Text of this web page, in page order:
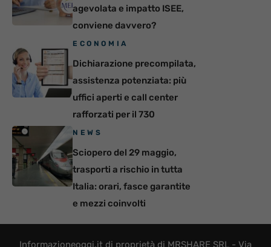
agevolata e impatto ISEE,
conviene davvero?
ECONOMIA
Dichiarazione precompilata,
assistenza potenziata: più
uffici aperti e call center
rafforzati per il 730
NEWS
Sciopero del 29 maggio,
trasporti a rischio in tutta
Italia: orari, fasce garantite
e mezzi coinvolti
Informazioneoggi.it di proprietà di MRSHARE SRL - Via